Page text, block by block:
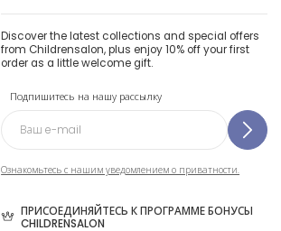
Discover the latest collections and special offers
from Childrensalon, plus enjoy 10% off your first
order as a little welcome gift.
Подпишитесь на нашу рассылку
Ознакомьтесь с нашим уведомлением о приватности.
ПРИСОЕДИНЯЙТЕСЬ К ПРОГРАММЕ БОНУСЫ
CHILDRENSALON